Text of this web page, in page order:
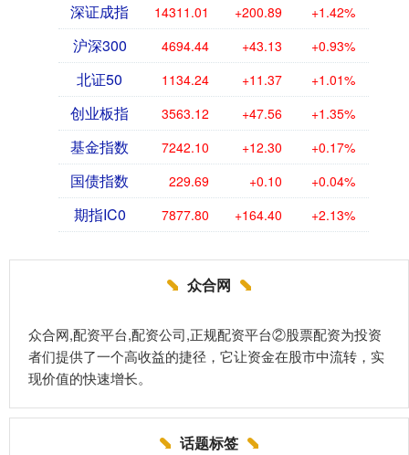
深证成指 14311.01 +200.89 +1.42%
沪深300 4694.44 +43.13 +0.93%
北证50 1134.24 +11.37 +1.01%
创业板指 3563.12 +47.56 +1.35%
基金指数 7242.10 +12.30 +0.17%
国债指数 229.69 +0.10 +0.04%
期指IC0 7877.80 +164.40 +2.13%
众合网
众合网,配资平台,配资公司,正规配资平台②股票配资为投资
者们提供了一个高收益的捷径，它让资金在股市中流转，实
现价值的快速增长。
话题标签